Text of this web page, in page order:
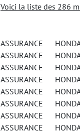
Voici la liste des 286
ASSURANCE
ASSURANCE
ASSURANCE
ASSURANCE
ASSURANCE
ASSURANCE
ASSURANCE
ASSURANCE